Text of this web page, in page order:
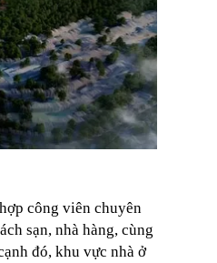
công viên chuyên
sạn, nhà hàng, cùng
đó, khu vực nhà ở